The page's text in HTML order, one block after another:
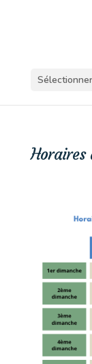
Horaires